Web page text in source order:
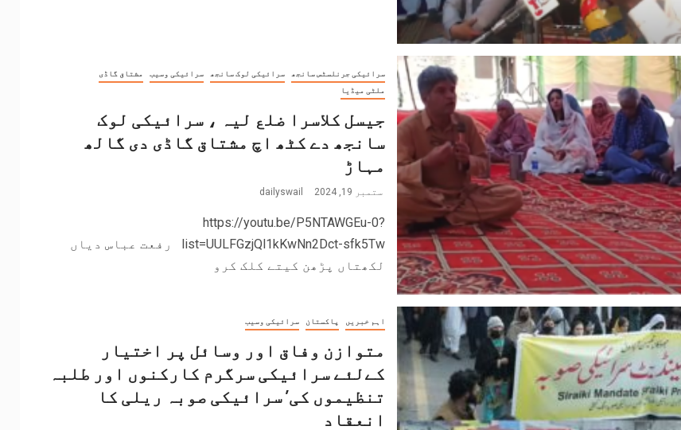
سرائیکی جرنلسٹس سانجھ سرائیکی لوک سانجھ سرائیکی وسیب
مشتاق گاڈی
ملٹی میڈیا
جیسل کلاسرا ضلع لیہ ، سرائیکی لوک
سانجھ دے کٹھ اچ مشتاق گاڈی دی گالھ
مہاڑ
ستمبر 19, 2024 dailyswail
https://youtu.be/P5NTAWGEu-0?
list=UULFGzjQl1kKwNn2Dct-sfk5Tw رفعت عباس دیاں
لکھتاں پڑھن کیتے کلک کرو
اہم خبریں پاکستان سرائیکی وسیب
متوازن وفاق اور وسائل پر اختیار
کےلئے سرائیکی سرگرم کارکنوں اور طلبہ
تنظیموں کی’ سرائیکی صوبہ ریلی کا
انعقاد